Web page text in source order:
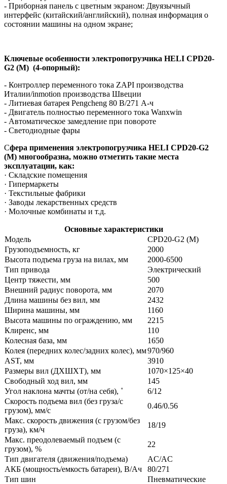
- Приборная панель с цветным экраном: Двуязычный
интерфейс (китайский/английский), полная информация о
состоянии машины на одном экране;
Ключевые особенности электропогрузчика HELI CPD20-
G2 (M) (4-опорный):
- Контроллер переменного тока ZAPI производства
Италии/inmotion производства Швеции
- Литиевая батарея Pengcheng 80 В/271 А-ч
- Двигатель полностью переменного тока Wanxwin
- Автоматическое замедление при повороте
- Светодиодные фары
Сфера применения электропогрузчика HELI CPD20-G2
(M) многообразна, можно отметить такие места
эксплуатации, как:
· Складские помещения
· Гипермаркеты
· Текстильные фабрики
· Заводы лекарственных средств
· Молочные комбинаты и т.д.
Основные характеристики
Модель
CPD20-G2 (M)
Грузоподъемность, кг
2000
Высота подъема груза на вилах, мм
2000-6500
Тип привода
Электрический
Центр тяжести, мм
500
Внешний радиус поворота, мм
2070
Длина машины без вил, мм
2432
Ширина машины, мм
1160
Высота машины по ограждению, мм
2215
Клиренс, мм
110
Колесная база, мм
1650
Колея (передних колес/задних колес), мм970/960
AST, мм
3910
Размеры вил (ДXШXТ), мм
1070×125×40
Свободный ход вил, мм
145
Угол наклона мачты (от/на себя), ˚
6/12
Скорость подъема вил (без груза/с
грузом), мм/с
0.46/0.56
Макс. скорость движения (с грузом/без
груза), км/ч
18/19
Макс. преодолеваемый подъем (с
грузом), %
22
Тип двигателя (движения/подъема)
AC/AC
АКБ (мощность/емкость батареи), В/Ач
80/271
Тип шин
Пневматические